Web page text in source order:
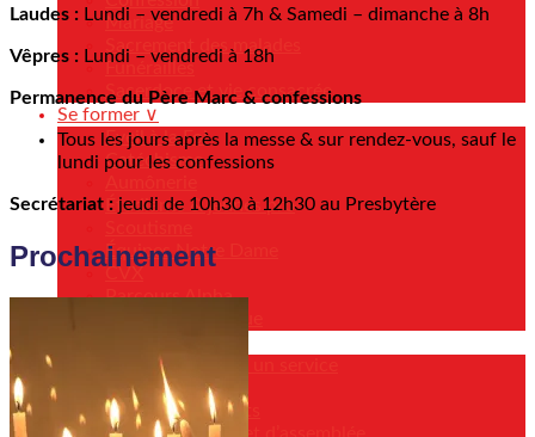
Mariage
Sacrement des malades
Funérailles
Sacerdoce et vie consacrée
Se former ∨
Eveil à la Foi
Catéchisme
Étudiants & jeunes pro
Équipes Notre Dame
Parcours Alpha
Je m’engage dans un service
Servir la liturgie
Musique et chants
Laudes : Lundi – vendredi à 7h & Samedi – dimanche à 8h
Vêpres : Lundi – vendredi à 18h
Permanence du Père Marc & confessions
Tous les jours après la messe & sur rendez-vous, sauf le
lundi pour les confessions
Secrétariat : jeudi de 10h30 à 12h30 au Presbytère
Prochainement